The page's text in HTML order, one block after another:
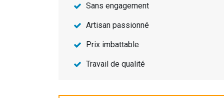
Sans engagement
Artisan passionné
Prix imbattable
Travail de qualité